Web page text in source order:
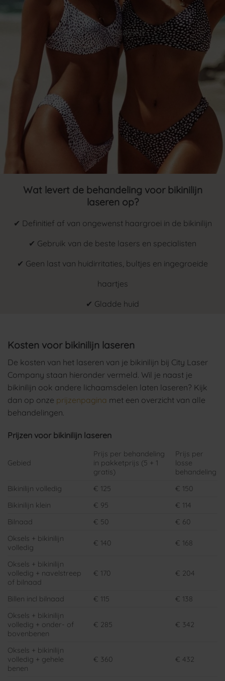
Wat levert de behandeling voor bikinilijn
laseren op?
✔ Definitief af van ongewenst haargroei in de bikinilijn
✔ Gebruik van de beste lasers en specialisten
✔ Geen last van huidirritaties, bultjes en ingegroeide
haartjes
✔ Gladde huid
Kosten voor bikinilijn laseren
De kosten van het laseren van je bikinilijn bij City Laser
Company staan hieronder vermeld. Wil je naast je
bikinilijn ook andere lichaamsdelen laten laseren? Kijk
dan op onze prijzenpagina met een overzicht van alle
behandelingen.
Prijzen voor bikinilijn laseren
Gebied
Prijs per behandeling
in pakketprijs (5 + 1
gratis)
Prijs per
losse
behandeling
Bikinilijn volledig
€ 125
€ 150
Bikinilijn klein
€ 95
€ 114
Bilnaad
€ 50
€ 60
Oksels + bikinilijn
volledig
€ 140 € 168
Oksels + bikinilijn
volledig + navelstreep
of bilnaad
€ 170 € 204
Billen incl bilnaad € 115
€ 138
Oksels + bikinilijn
volledig + onder- of
bovenbenen
€ 285 € 342
Oksels + bikinilijn
volledig + gehele
benen
€ 360 € 432